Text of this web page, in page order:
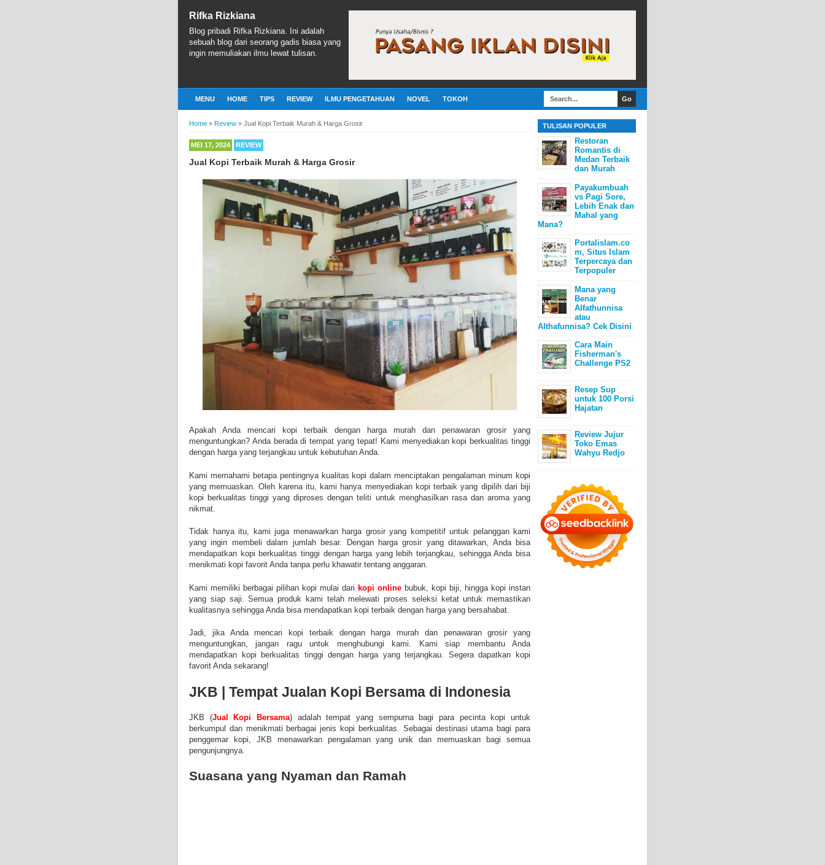
Rifka Rizkiana
Blog pribadi Rifka Rizkiana. Ini adalah
sebuah blog dari seorang gadis biasa yang
ingin memuliakan ilmu lewat tulisan.
MENU HOME TIPS REVIEW ILMU PENGETAHUAN NOVEL TOKOH
Home » Review » Jual Kopi Terbaik Murah & Harga Grosir
MEI 17, 2024 REVIEW
Jual Kopi Terbaik Murah & Harga Grosir
Apakah Anda mencari kopi terbaik dengan harga murah dan penawaran grosir yang
menguntungkan? Anda berada di tempat yang tepat! Kami menyediakan kopi berkualitas tinggi
dengan harga yang terjangkau untuk kebutuhan Anda.
Kami memahami betapa pentingnya kualitas kopi dalam menciptakan pengalaman minum kopi
yang memuaskan. Oleh karena itu, kami hanya menyediakan kopi terbaik yang dipilih dari biji
kopi berkualitas tinggi yang diproses dengan teliti untuk menghasilkan rasa dan aroma yang
nikmat.
Tidak hanya itu, kami juga menawarkan harga grosir yang kompetitif untuk pelanggan kami
yang ingin membeli dalam jumlah besar. Dengan harga grosir yang ditawarkan, Anda bisa
mendapatkan kopi berkualitas tinggi dengan harga yang lebih terjangkau, sehingga Anda bisa
menikmati kopi favorit Anda tanpa perlu khawatir tentang anggaran.
Kami memiliki berbagai pilihan kopi mulai dari kopi online bubuk, kopi biji, hingga kopi instan
yang siap saji. Semua produk kami telah melewati proses seleksi ketat untuk memastikan
kualitasnya sehingga Anda bisa mendapatkan kopi terbaik dengan harga yang bersahabat.
Jadi, jika Anda mencari kopi terbaik dengan harga murah dan penawaran grosir yang
menguntungkan, jangan ragu untuk menghubungi kami. Kami siap membantu Anda
mendapatkan kopi berkualitas tinggi dengan harga yang terjangkau. Segera dapatkan kopi
favorit Anda sekarang!
JKB | Tempat Jualan Kopi Bersama di Indonesia
JKB (Jual Kopi Bersama) adalah tempat yang sempurna bagi para pecinta kopi untuk
berkumpul dan menikmati berbagai jenis kopi berkualitas. Sebagai destinasi utama bagi para
penggemar kopi, JKB menawarkan pengalaman yang unik dan memuaskan bagi semua
pengunjungnya.
Suasana yang Nyaman dan Ramah
TULISAN POPULER
Restoran
Romantis di
Medan Terbaik
dan Murah
Payakumbuah
vs Pagi Sore,
Lebih Enak dan
Mahal yang
Mana?
Portalislam.co
m, Situs Islam
Terpercaya dan
Terpopuler
Mana yang
Benar
Alfathunnisa
atau
Althafunnisa? Cek Disini
Cara Main
Fisherman's
Challenge PS2
Resep Sup
untuk 100 Porsi
Hajatan
Review Jujur
Toko Emas
Wahyu Redjo